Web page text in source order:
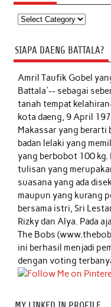
Kategori
SIAPA DAENG BATTALA?
Amril Taufik Gobel
Battala'-- sebagai
tanah tempat
kota daeng, 9 April
Makassar yang berarti
badan lelaki yang
yang berbobot 100
tulisan yang
suasana yang ada
maupun yang kurang
bersama istri, Sri
Rizky dan Alya. Pada
The Bobs
ini berhasil menjadi
dengan voting